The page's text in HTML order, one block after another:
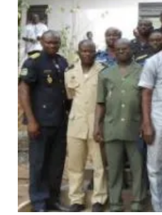
[ 31/07/2026 ]
[ 31/07/2026 ]
[ 31/07/2026 ]
BUSINESS
[ 30/07/2026 ]
[ 05/08/2026 ]